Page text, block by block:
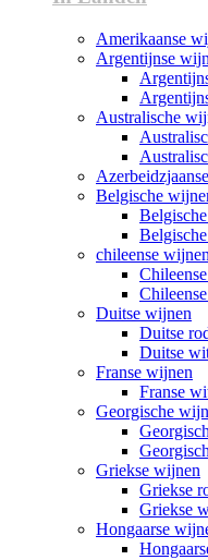
Amerikaanse
Argentijnse
Australische
Belgische
chileense wijnen
Duitse wijnen
Duitse
Duitse
Franse wijnen
Franse
Georgische
Griekse wijnen
Griekse
Griekse
Hongaarse